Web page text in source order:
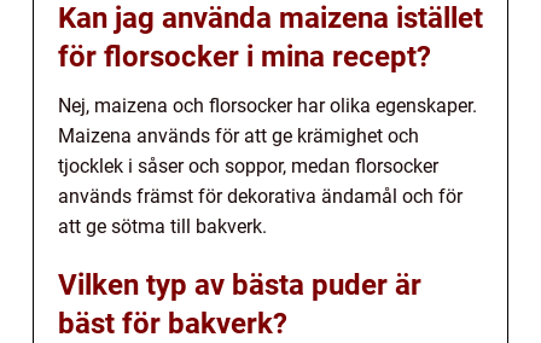
Kan jag använda maizena istället
för florsocker i mina recept?
Nej, maizena och florsocker har olika egenskaper.
Maizena används för att ge krämighet och
tjocklek i såser och soppor, medan florsocker
används främst för dekorativa ändamål och för
att ge sötma till bakverk.
Vilken typ av bästa puder är
bäst för bakverk?